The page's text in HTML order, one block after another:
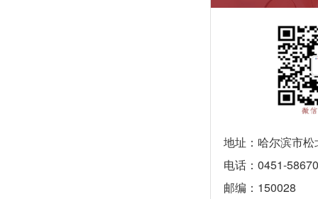
地址：哈尔滨市
电话：0451-
邮编：150028